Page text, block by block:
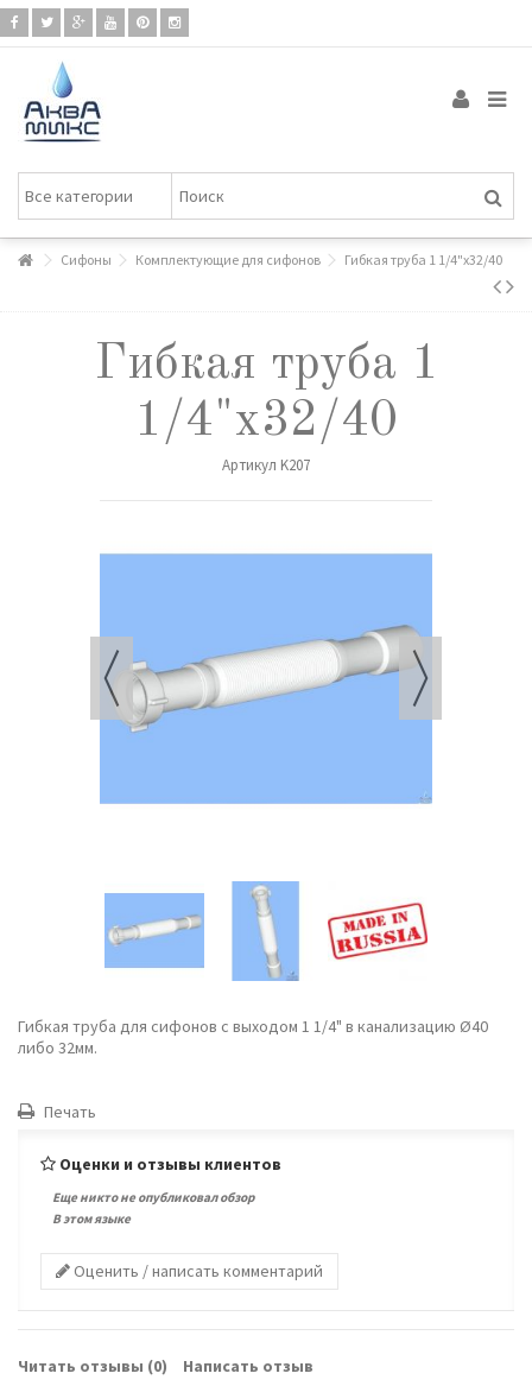
Сифоны Комплектующие для сифонов Гибкая труба 1 1/4"х32/40
Гибкая труба 1
1/4"х32/40
Артикул K207
Гибкая труба для сифонов с выходом 1 1/4" в канализацию Ø40
либо 32мм.
Печать
Оценки и отзывы клиентов
Еще никто не опубликовал обзор
В этом языке
Оценить / написать комментарий
Читать отзывы (0) Написать отзыв